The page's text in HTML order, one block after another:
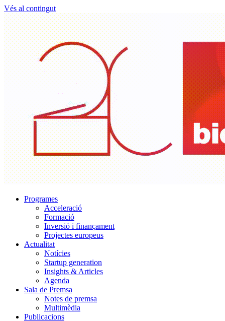
Vés al contingut
Programes
Acceleració
Formació
Inversió i finançament
Projectes europeus
Actualitat
Notícies
Startup generation
Insights & Articles
Agenda
Sala de Premsa
Notes de premsa
Multimèdia
Publicacions